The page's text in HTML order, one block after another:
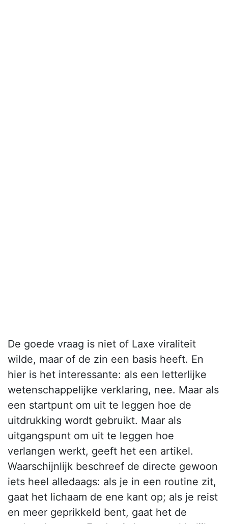
De goede vraag is niet of Laxe viraliteit
wilde, maar of de zin een basis heeft. En
hier is het interessante: als een letterlijke
wetenschappelijke verklaring, nee. Maar als
een startpunt om uit te leggen hoe de
uitdrukking wordt gebruikt. Maar als
uitgangspunt om uit te leggen hoe
verlangen werkt, geeft het een artikel.
Waarschijnlijk beschreef de directe gewoon
iets heel alledaags: als je in een routine zit,
gaat het lichaam de ene kant op; als je reist
en meer geprikkeld bent, gaat het de